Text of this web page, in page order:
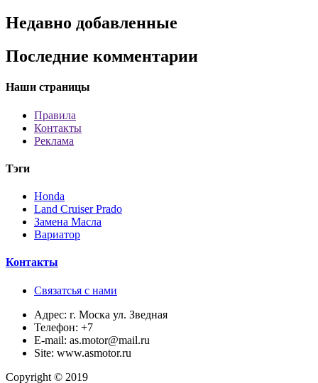
Недавно добавленные
Последние комментарии
Наши страницы
Правила
Контакты
Реклама
Тэги
Honda
Land Cruiser Prado
Замена Масла
Вариатор
Контакты
Связатсья с нами
Адрес: г. Моска ул. Зведная
Телефон: +7
E-mail: as.motor@mail.ru
Site: www.asmotor.ru
Copyright © 2019